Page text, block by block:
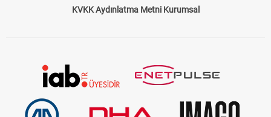
KVKK Aydınlatma Metni Kurumsal